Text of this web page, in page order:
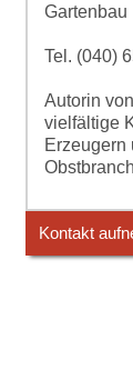
Gartenbau
Tel. (040)
Autorin
vielfältige
Erzeugern
Kontakt